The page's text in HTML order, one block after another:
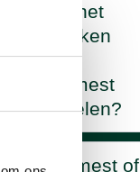
Heeft het
gebruiken
van
kunstmest
voordelen?
Kunstmest of